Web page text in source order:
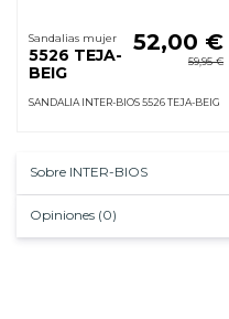
Sandalias mujer
5526 TEJA-
BEIG
52,00 €
59,95 €
SANDALIA INTER-BIOS 5526 TEJA-BEIG
Sobre INTER-BIOS
Opiniones (0)